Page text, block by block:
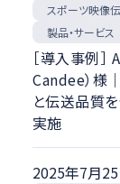
スポーツ映像
製品・サービス
［導入事例
Candee）様
と伝送品質
実施
2025年7月